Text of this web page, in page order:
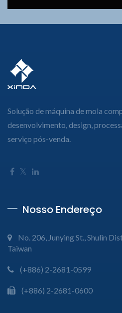
Solução de máquina de mola
desenvolvimento, design,
serviço pós-venda.
Nosso Endereço
No. 206, Junying St., Shulin
Taiwan
(+886) 2-2681-0599
(+886) 2-2681-0600